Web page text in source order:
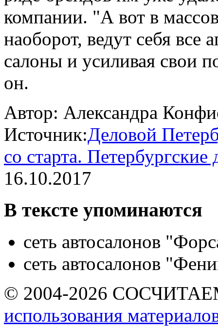
компании. "А вот в
наоборот, ведут себя все
салоны и усиливая свои
он.
Автор: Александра
Источник:Деловой
со старта.
16.10.2017
В тексте упоминаются
сеть автосалонов
сеть автосалонов
© 2004-2026
использования